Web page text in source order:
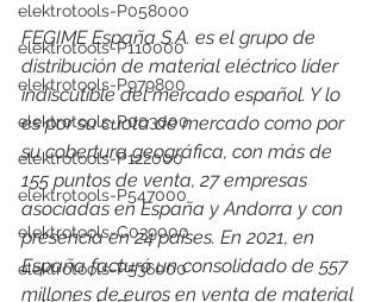
elektrotools-P058000
elektrotools-P110000
elektrotools-P979800
elektrotools-P003000
elektrotools-P122000
elektrotools-P547000
elektrotools-C039000
elektrotools-P536000
FEGIME España S.A. es el grupo de
distribución de material eléctrico líder
indiscutible del mercado español. Y lo
es por su cuota de mercado como por
su cobertura geográfica, con más de
155 puntos de venta, 27 empresas
asociadas en España y Andorra y con
presencia en 24 países. En 2021, en
España facturó un consolidado de 557
millones de euros en venta de material